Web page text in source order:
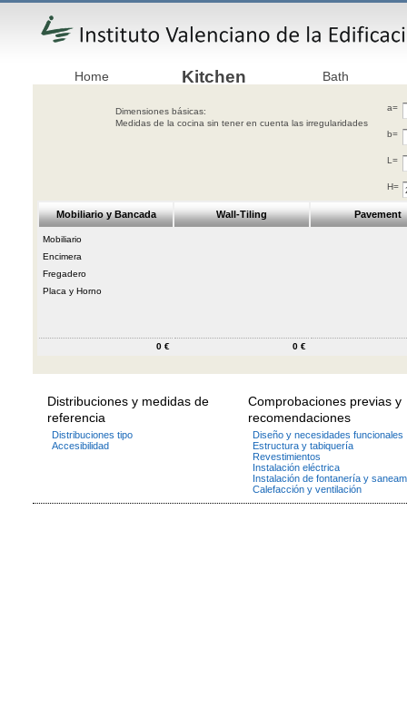
Home Kitchen Bath
Dimensiones básicas:
Medidas de la cocina sin tener en cuenta las irregularidades
a=
b=
L=
H=
Mobiliario y Bancada Wall-Tiling Pavement
Mobiliario
Encimera
Fregadero
Placa y Horno
0 € 0 €
Distribuciones y medidas de
referencia
Distribuciones tipo
Accesibilidad
Comprobaciones previas y
recomendaciones
Diseño y necesidades funcionales
Estructura y tabiquería
Revestimientos
Instalación eléctrica
Instalación de fontanería y
Calefacción y ventilación